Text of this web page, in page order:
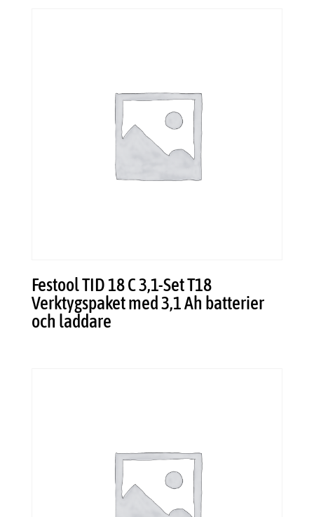
Festool TID 18 C 3,1-Set T18
Verktygspaket med 3,1 Ah batterier
och laddare